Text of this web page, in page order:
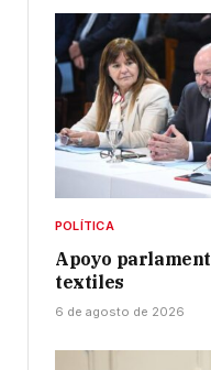
POLÍTICA
Apoyo
textiles
6 de agosto de 2026